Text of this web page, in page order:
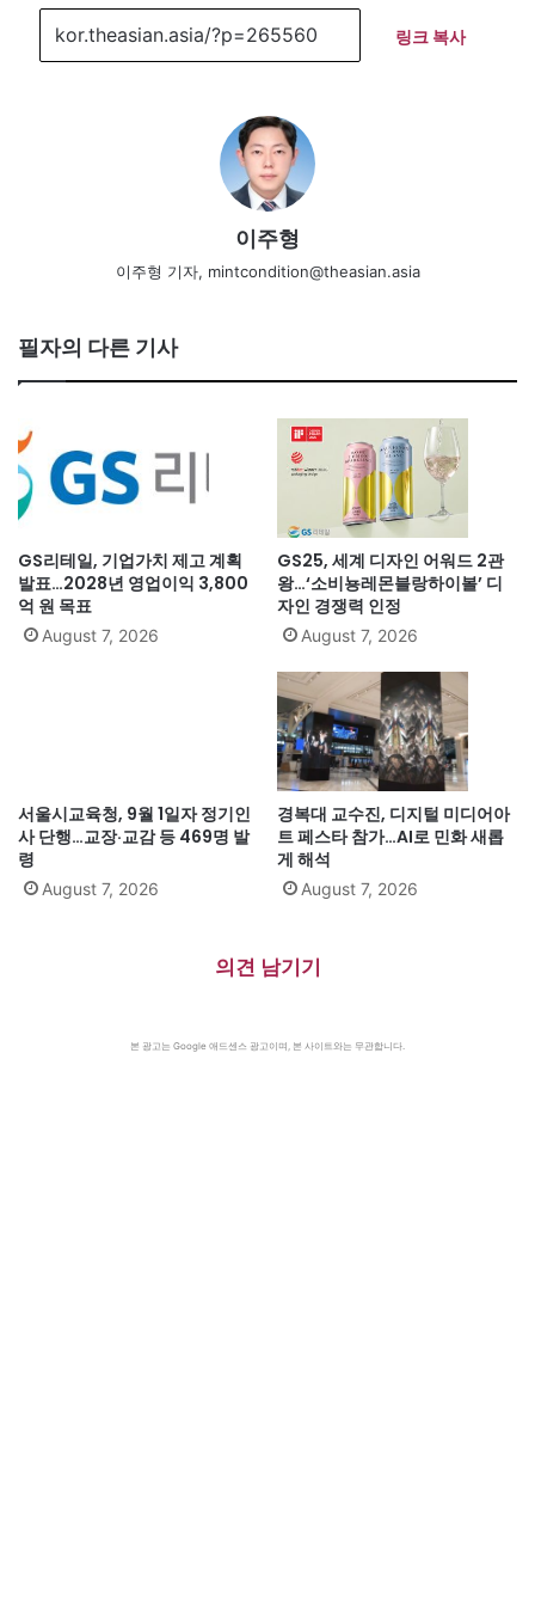
링크 복사
이주형
이주형 기자, mintcondition@theasian.asia
필자의 다른 기사
GS리테일, 기업가치 제고 계획
발표…2028년 영업이익 3,800
억 원 목표
August 7, 2026
GS25, 세계 디자인 어워드 2관
왕…‘소비뇽레몬블랑하이볼’ 디
자인 경쟁력 인정
August 7, 2026
서울시교육청, 9월 1일자 정기인
사 단행…교장·교감 등 469명 발
령
August 7, 2026
경복대 교수진, 디지털 미디어아
트 페스타 참가…AI로 민화 새롭
게 해석
August 7, 2026
의견 남기기
본 광고는 Google 애드센스 광고이며, 본 사이트와는 무관합니다.